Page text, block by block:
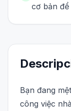
cơ bản
Bạn đang
công việc